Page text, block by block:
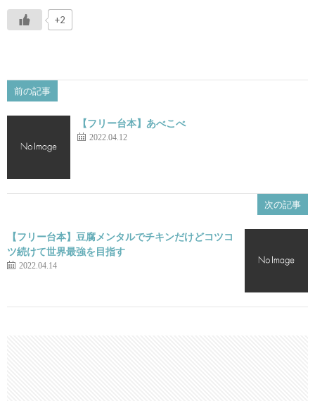
+2
前の記事
【フリー台本】あべこべ
2022.04.12
次の記事
【フリー台本】豆腐メンタルでチキンだけどコツコ
ツ続けて世界最強を目指す
2022.04.14